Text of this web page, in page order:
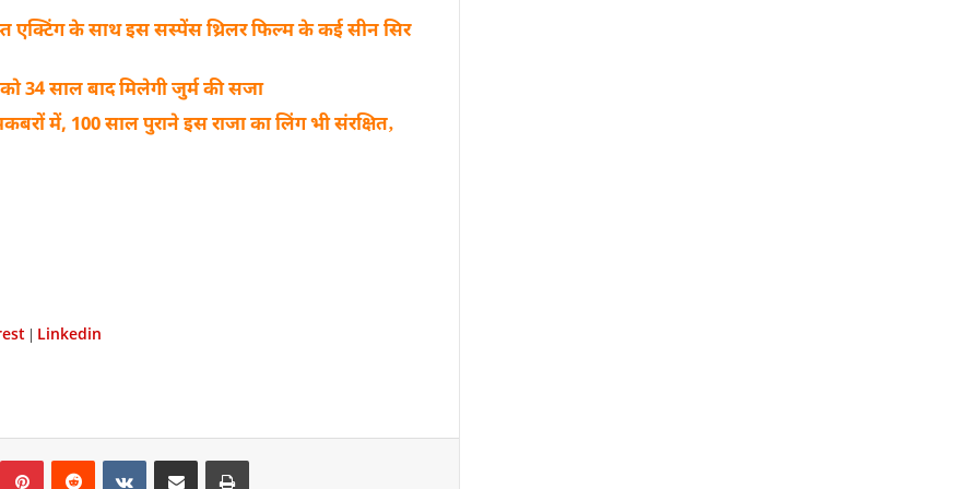
एक्टिंग के साथ इस सस्पेंस थ्रिलर फिल्म के कई सीन सिर
34 साल बाद मिलेगी जुर्म की सजा
में, 100 साल पुराने इस राजा का लिंग भी संरक्षित‚
| Linkedin